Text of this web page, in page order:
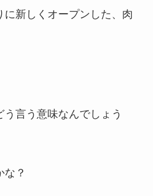
に新しくオープンした、肉
言う意味なんでしょう
な？